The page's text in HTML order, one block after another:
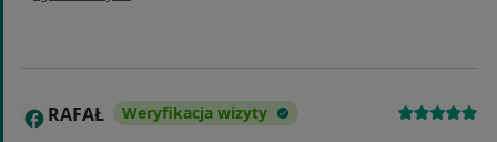
R RAFAŁ Weryfikacja wizyty